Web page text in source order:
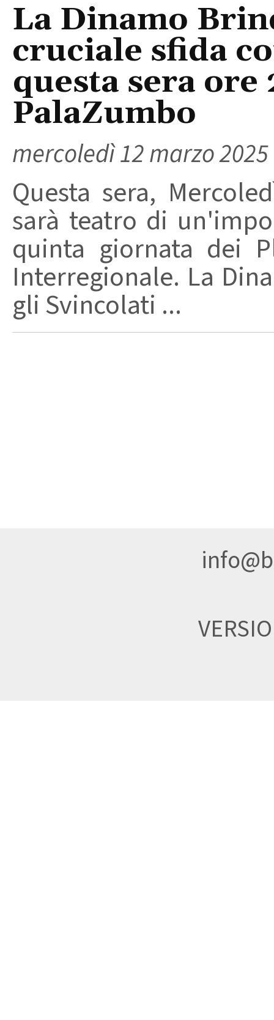
La Dinamo
cruciale sfida
questa sera ore
PalaZumbo
mercoledì 12 marzo 2025
Questa sera,
sarà teatro di
quinta giornata dei
Interregionale. La
gli Svincolati ...